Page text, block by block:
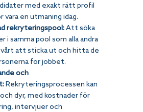
med exakt rätt profil
vara en utmaning idag.
rekryteringspool: Att söka
i samma pool som alla andra
att sticka ut och hitta de
för jobbet.
och
Rekryteringsprocessen kan
och dyr, med kostnader för
intervjuer och